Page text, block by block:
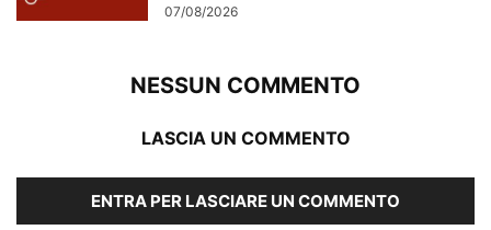
07/08/2026
NESSUN COMMENTO
LASCIA UN COMMENTO
ENTRA PER LASCIARE UN COMMENTO